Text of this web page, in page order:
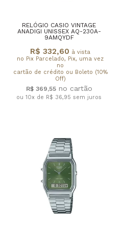
RELÓGIO CASIO VINTAGE
ANADIGI UNISSEX AQ-230A-
9AMQYDF
R$ 332,60 à vista
no Pix Parcelado, Pix, uma vez
no
cartão de crédito ou Boleto (10%
Off)
R$ 369,55
ou 10x de R$ 36,95 sem juros